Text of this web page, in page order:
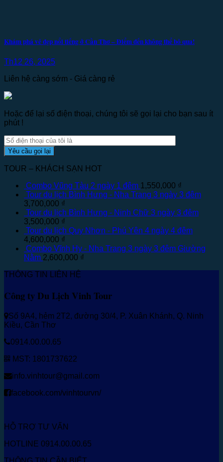
Khám phá vẻ đẹp nổi tiếng ở Cần Thơ – Điểm đến không thể bỏ qua!
Th12 26, 2025
Liên hệ càng sớm - Giá càng rẻ
Hoặc để lại số điện thoại, chúng tôi sẽ gọi lại cho bạn sau ít
phút !
TOUR – KHÁCH SẠN HOT
Combo Vũng Tàu 2 ngày 1 đêm 1,550,000 ₫
Tour du lịch Bình Hưng - Nha Trang 3 ngày 3 đêm
3,700,000 ₫
Tour du lịch Bình Hưng - Ninh Chữ 3 ngày 3 đêm
3,500,000 ₫
Tour du lịch Quy Nhơn - Phú Yên 4 ngày 4 đêm
4,600,000 ₫
Combo Vĩnh Hy - Nha Trang 3 ngày 3 đêm Giường
Nằm 2,600,000 ₫
THÔNG TIN LIÊN HỆ
Công ty Du Lịch Vinh Tour
Số 9A4, hẻm 2T2, đường 30/4, P. Xuân Khánh, Q. Ninh
Kiều, Cần Thơ
0914.00.00.65
MST: 1801737622
info.vinhtour@gmail.com
facebook.com/vinhtourvn/
HỖ TRỢ TƯ VẤN
HOTLINE 0914.00.00.65